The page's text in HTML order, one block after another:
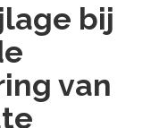
bij
van